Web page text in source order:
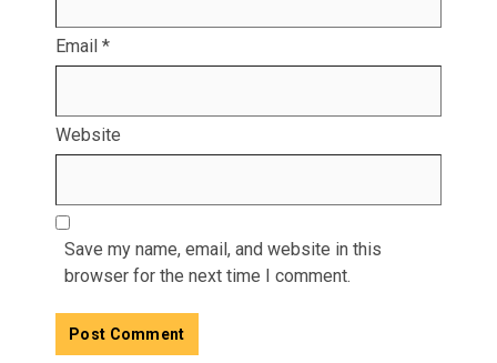
Email *
Website
Save my name, email, and website in this
browser for the next time I comment.